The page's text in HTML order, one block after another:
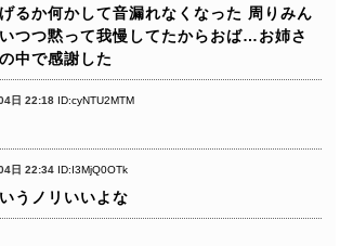
るか何かして音漏れなくなった 周りみん
つつ黙って我慢してたからおば…お姉さ
中で感謝した
日 22:18 ID:cyNTU2MTM
日 22:34 ID:I3MjQ0OTk
うノリいいよな